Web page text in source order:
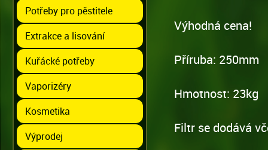
Potřeby pro pěstitele
Extrakce a lisování
Kuřácké potřeby
Vaporizéry
Kosmetika
Výprodej
Výhodná cena!
Příruba: 250mm
Hmotnost: 23kg
Filtr se dodává